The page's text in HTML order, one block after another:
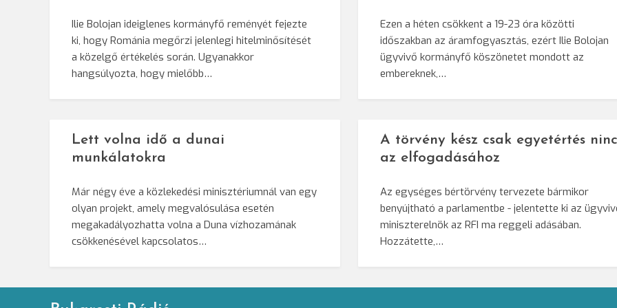
Ilie Bolojan ideiglenes kormányfő reményét fejezte
ki, hogy Románia megőrzi jelenlegi hitelminősítését
a közelgő értékelés során. Ugyanakkor
hangsúlyozta, hogy mielőbb…
Ezen a héten csökkent a 19-23 óra közötti
időszakban az áramfogyasztás, ezért Ilie Bolojan
ügyvivő kormányfő köszönetet mondott az
embereknek,…
Lett volna idő a dunai
munkálatokra
Már négy éve a közlekedési minisztériumnál van egy
olyan projekt, amely megvalósulása esetén
megakadályozhatta volna a Duna vízhozamának
csökkenésével kapcsolatos…
A törvény kész csak egyetértés
az elfogadásához
Az egységes bértörvény tervezete bármikor
benyújtható a parlamentbe - jelentette ki az
miniszterelnök az RFI ma reggeli adásában.
Hozzátette,…